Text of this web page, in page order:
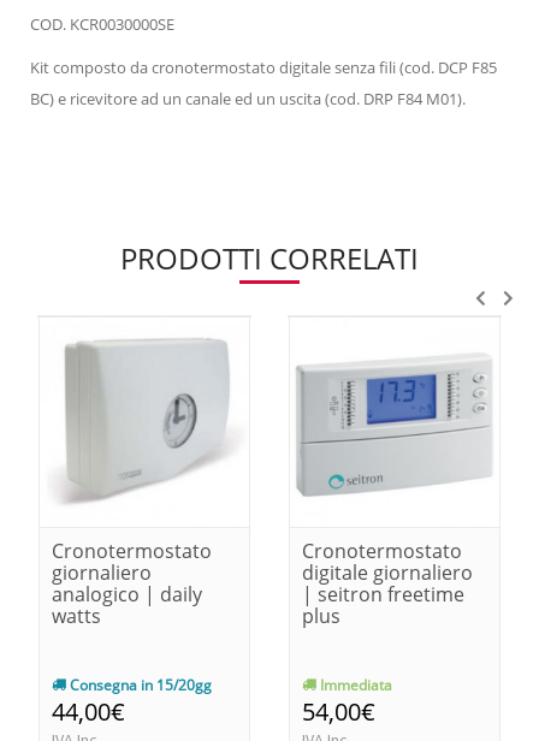
COD. KCR0030000SE
Kit composto da cronotermostato digitale senza fili (cod. DCP F85
BC) e ricevitore ad un canale ed un uscita (cod. DRP F84 M01).
PRODOTTI CORRELATI
Cronotermostato
giornaliero
analogico | daily
watts
Consegna in 15/20gg
44,00€
Cronotermostato
digitale giornaliero
| seitron freetime
plus
Immediata
54,00€